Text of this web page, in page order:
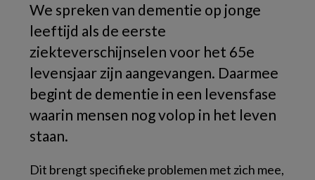
We spreken van dementie op jonge
leeftijd als de eerste
ziekteverschijnselen voor het 65e
levensjaar zijn aangevangen. Daarmee
begint de dementie in een levensfase
waarin mensen nog volop in het leven
staan.
Dit brengt specifieke problemen met zich mee,